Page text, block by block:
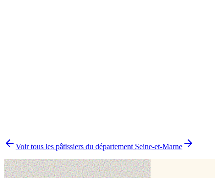
Voir tous les pâtissiers du département Seine-et-Marne